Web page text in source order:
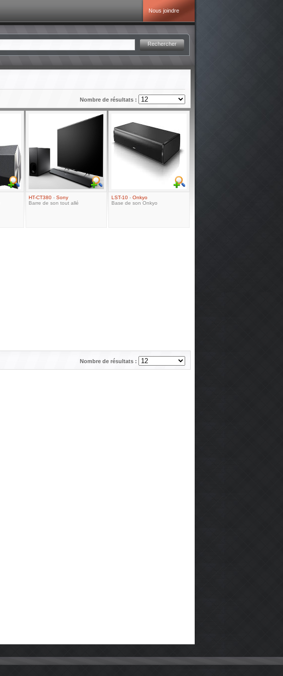
Nous joindre
Rechercher
Nombre de résultats :
HT-CT380 - Sony
Barre de son tout allé
LST-10 - Onkyo
Base de son Onkyo
Nombre de résultats :